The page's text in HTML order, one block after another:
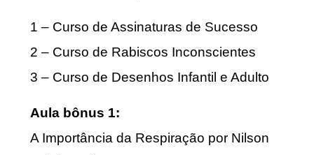
1 – Curso de Assinaturas de Sucesso
2 – Curso de Rabiscos Inconscientes
3 – Curso de Desenhos Infantil e Adulto
Aula bônus 1:
A Importância da Respiração por Nilson